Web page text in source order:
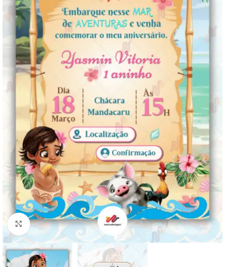
Clique para ampliar